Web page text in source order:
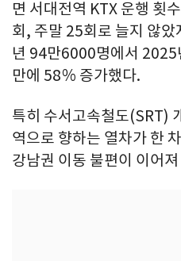
면 서대전역 KTX 운행 횟
회, 주말 25회로 늘지 않
년 94만6000명에서
만에 58％ 증가했다.
특히 수서고속철도(SRT)
역으로 향하는 열차가 한
강남권 이동 불편이 이어